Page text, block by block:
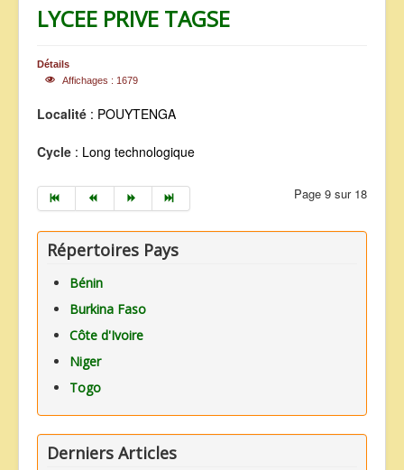
LYCEE PRIVE TAGSE
Détails
Affichages : 1679
Localité : POUYTENGA
Cycle : Long technologique
Page 9 sur 18
Répertoires Pays
Bénin
Burkina Faso
Côte d'Ivoire
Niger
Togo
Derniers Articles